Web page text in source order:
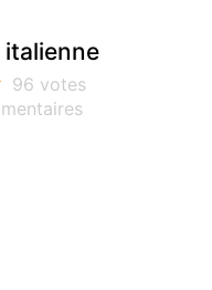
italienne